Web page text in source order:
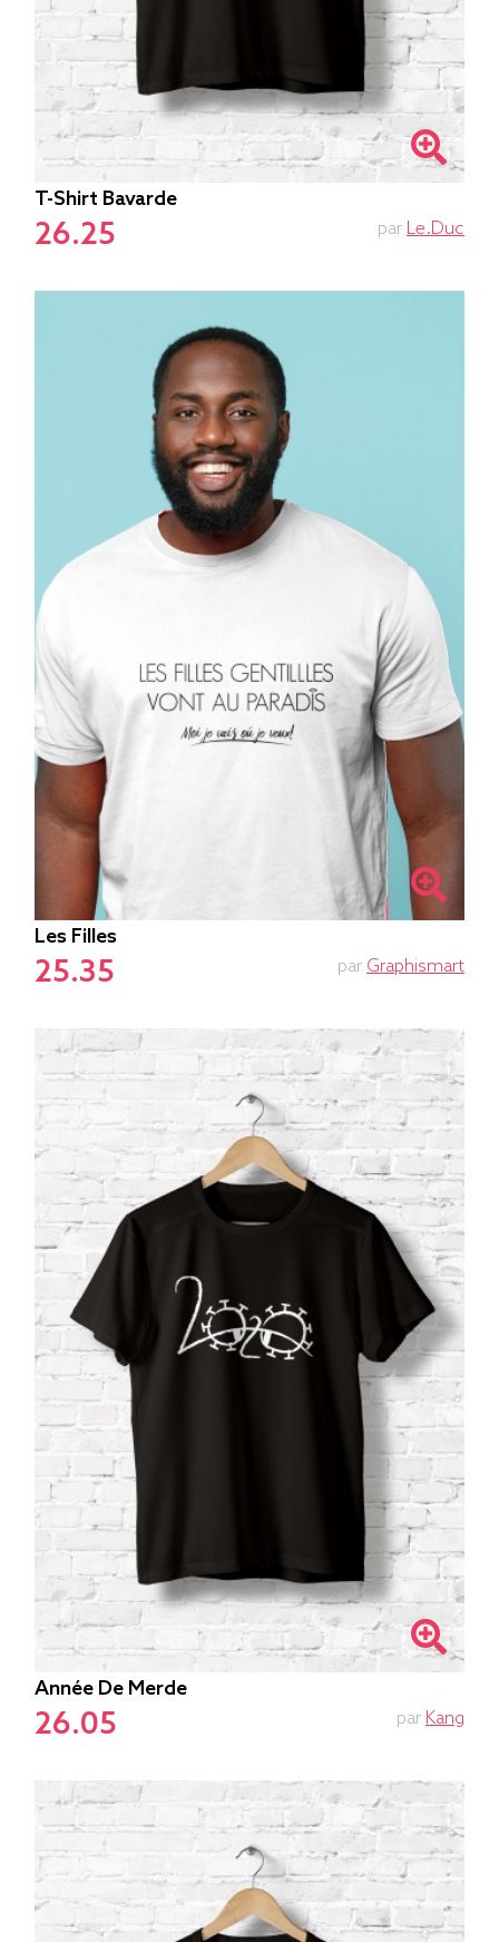
T-Shirt Bavarde
26.25 par Le.duc
Les Filles
25.35 par Graphismart
Année De Merde
26.05 par Kang